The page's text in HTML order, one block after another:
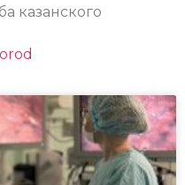
казанского